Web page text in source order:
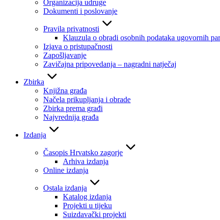
Organizacija udruge
Dokumenti i poslovanje
Pravila privatnosti
Klauzula o obradi osobnih podataka ugovornih
Izjava o pristupačnosti
Zapošljavanje
Zavičajna pripovedanja – nagradni natječaj
Zbirka
Knjižna građa
Načela prikupljanja i obrade
Zbirka prema građi
Najvrednija građa
Izdanja
Časopis Hrvatsko zagorje
Arhiva izdanja
Online izdanja
Ostala izdanja
Katalog izdanja
Projekti u tijeku
Suizdavački projekti